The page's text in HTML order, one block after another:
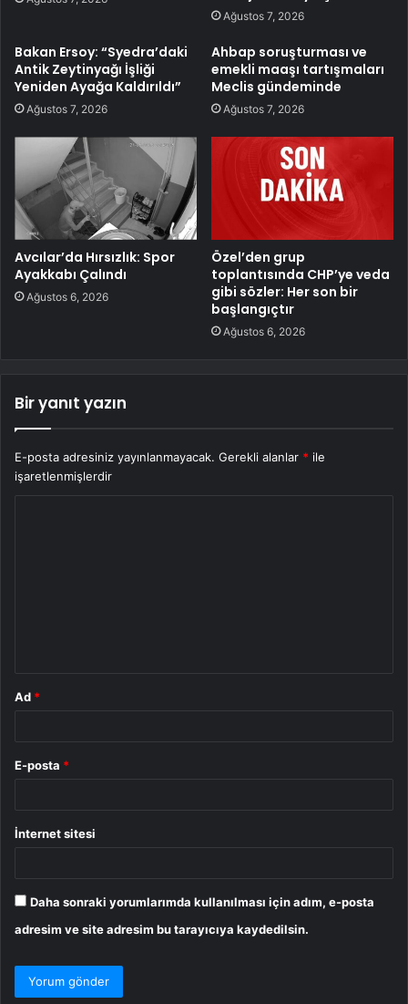
Ağustos 7, 2026
Bakan Ersoy: “Syedra’daki
Antik Zeytinyağı İşliği
Yeniden Ayağa Kaldırıldı”
Ağustos 7, 2026
Ahbap soruşturması ve
emekli maaşı tartışmaları
Meclis gündeminde
Ağustos 7, 2026
Avcılar’da Hırsızlık: Spor
Ayakkabı Çalındı
Ağustos 6, 2026
Özel’den grup
toplantısında CHP’ye veda
gibi sözler: Her son bir
başlangıçtır
Ağustos 6, 2026
Bir yanıt yazın
E-posta adresiniz yayınlanmayacak. Gerekli alanlar * ile
işaretlenmişlerdir
Ad *
E-posta *
İnternet sitesi
Daha sonraki yorumlarımda kullanılması için adım, e-posta
adresim ve site adresim bu tarayıcıya kaydedilsin.